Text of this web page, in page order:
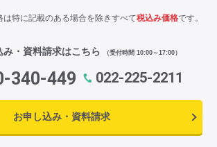
特に記載のある場合を除きすべて税込み価格です。
み・資料請求はこちら （受付時間 10:00～17:00）
340-449 022-225-2211
お申し込み・資料請求